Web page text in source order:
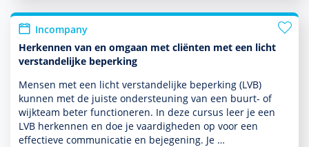
Incompany
Herkennen van en omgaan met cliënten met een licht
verstandelijke beperking
Mensen met een licht ver­stande­lijke beper­king (LVB)
kunnen met de juiste onder­steuning van een buurt- of
wijkteam beter functio­neren. In deze cursus leer je een
LVB herkennen en doe je vaar­dig­heden op voor een
effectieve com­muni­ca­tie en bejegening. Je …